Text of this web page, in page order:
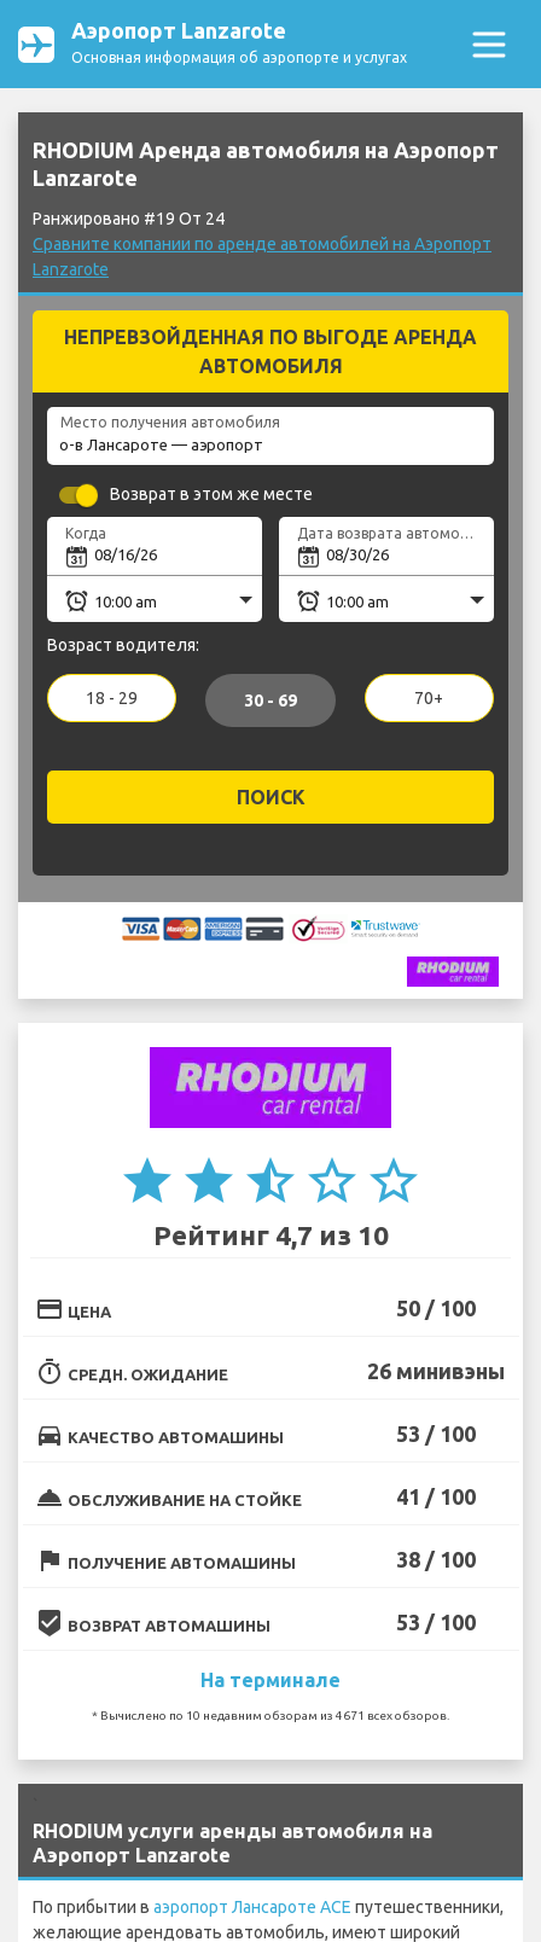
Аэропорт Lanzarote
Основная информация об аэропорте и услугах
RHODIUM Аренда автомобиля на Аэропорт
Lanzarote
Ранжировано #19 От 24
Сравните компании по аренде автомобилей на Аэропорт
Lanzarote
НЕПРЕВЗОЙДЕННАЯ ПО ВЫГОДЕ АРЕНДА
АВТОМОБИЛЯ
Место получения автомобиля
Возврат в этом же месте
Когда Дата возврата автомобиля
Возраст водителя:
18 - 29 30 - 69 70+
ПОИСК
star star star_half star_border star_border
Рейтинг 4,7 из 10
credit_card ЦЕНА 50 / 100
timer СРЕДН. ОЖИДАНИЕ 26 минивэны
directions_car КАЧЕСТВО АВТОМАШИНЫ 53 / 100
room_service ОБСЛУЖИВАНИЕ НА СТОЙКЕ 41 / 100
flag ПОЛУЧЕНИЕ АВТОМАШИНЫ 38 / 100
beenhere ВОЗВРАТ АВТОМАШИНЫ 53 / 100
На терминале
* Вычислено по 10 недавним обзорам из 4671 всех обзоров.
RHODIUM услуги аренды автомобиля на
Аэропорт Lanzarote
По прибытии в аэропорт Лансароте ACE путешественники,
желающие арендовать автомобиль, имеют широкий